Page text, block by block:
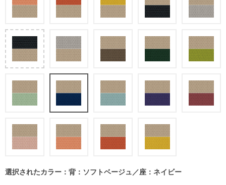
選択されたカラー：背：ソフトベージュ／座：ネイビー